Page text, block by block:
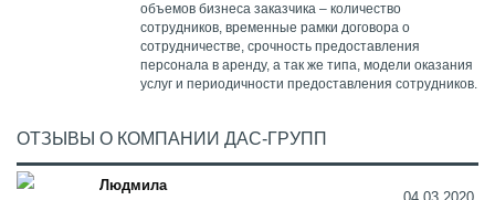
объемов бизнеса заказчика – количество
сотрудников, временные рамки договора о
сотрудничестве, срочность предоставления
персонала в аренду, а так же типа, модели оказания
услуг и периодичности предоставления сотрудников.
ОТЗЫВЫ О КОМПАНИИ ДАС-ГРУПП
Людмила